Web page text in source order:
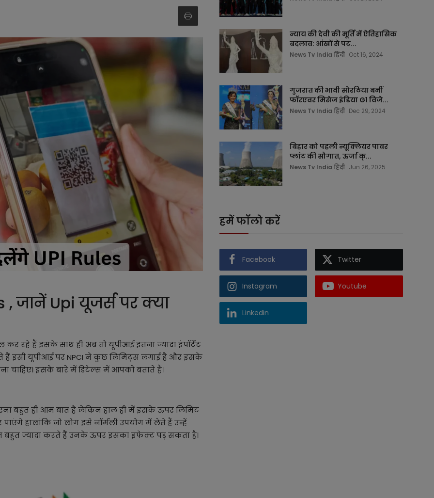
जानें Upi यूजर्स पर क्या
रहे हैं इसके साथ ही अब तो यूपीआई इतना ज्यादा इंपॉर्टेंट
हैं इसी यूपीआई पर NPCI ने कुछ लिमिट्स लगाई है और इसके
चाहिए। इसके बारे में डिटेल्स में आपको बताते हैं।
बहुत ही आम बात है लेकिन हाल ही में इसके ऊपर लिमिट
हालांकि जो लोग इसे नॉर्मली उपयोग में लेते हैं उन्हें
ज्यादा करते हैं उनके ऊपर इसका इफेक्ट पड़ सकता है।
न्याय की देवी की मूर्ति में ऐतिहासिक
बदलाव: आंखों से पट...
News Tv India हिंदी Oct 16, 2024
गुजरात की भावी सोरठिया बनीं
फॉरएवर मिसेज इंडिया G1 विजे...
News Tv India हिंदी Dec 29, 2024
बिहार को पहली न्यूक्लियर पावर
प्लांट की सौगात, ऊर्जा क्...
News Tv India हिंदी Jun 26, 2025
हमें फॉलो करें
Facebook Twitter
Instagram Youtube
Linkedin